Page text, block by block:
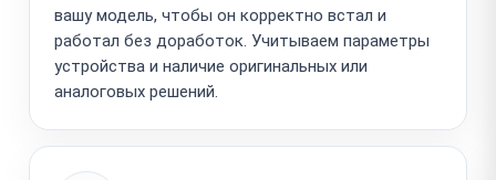
вашу модель, чтобы он корректно встал и
работал без доработок. Учитываем параметры
устройства и наличие оригинальных или
аналоговых решений.